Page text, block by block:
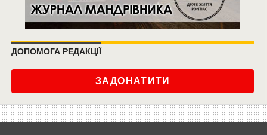
ДОПОМОГА РЕДАКЦІЇ
ЗАДОНАТИТИ